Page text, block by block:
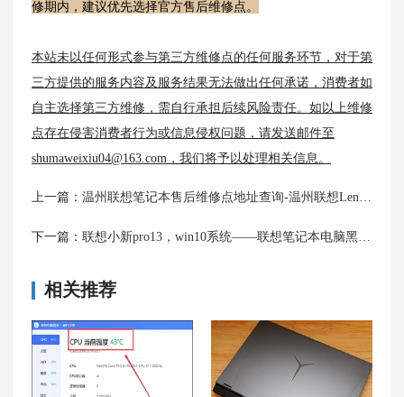
修期内，建议优先选择官方售后维修点。
本站未以任何形式参与第三方维修点的任何服务环节，对于第
三方提供的服务内容及服务结果无法做出任何承诺，消费者如
自主选择第三方维修，需自行承担后续风险责任。如以上维修
点存在侵害消费者行为或信息侵权问题，请发送邮件至
shumaweixiu04@163.com，我们将予以处理相关信息。
上一篇： 温州联想笔记本售后维修点地址查询-温州联想Lenovo售后网点
下一篇： 联想小新pro13，win10系统——联想笔记本电脑黑屏打不开怎么办
相关推荐